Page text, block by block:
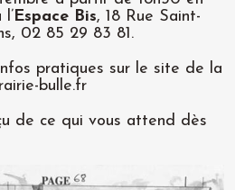
Espace Bis, 18 Rue Saint-
02 85 29 83 81.
pratiques sur le site de la
bulle.fr
de ce qui vous attend dès